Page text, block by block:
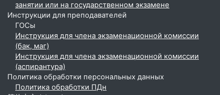
занятии или на государственном экзамене
Инструкции для преподавателей
ГОСы
Инструкция для члена экзаменационной комиссии
(бак, маг)
Инструкция для члена экзаменационной комиссии
(аспирантура)
Политика обработки персональных данных
Политика обработки ПДн